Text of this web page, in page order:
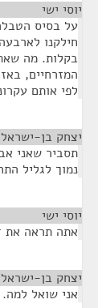
יוסי ישי
על בסיס
חילקנו
בקלות. מה
המזרחיים,
לפי אותם
יצחק בן-ישראל
תסביר שאני
נמוך לגליל
יוסי ישי
אתה תראה את
יצחק בן-ישראל
אני שואל למה.